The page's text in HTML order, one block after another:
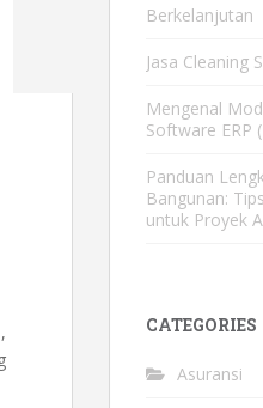
Berkelanjutan
Jasa Cleaning
Mengenal
Software ERP
Panduan
Bangunan:
untuk Proyek
CATEGORIES
Asuransi